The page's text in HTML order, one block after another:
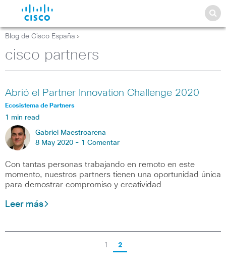
Blog de Cisco España >
cisco partners
Abrió el Partner Innovation Challenge 2020
Ecosistema de Partners
1 min read
Gabriel Maestroarena
8 May 2020 - 1 Comentar
Con tantas personas trabajando en remoto en este
momento, nuestros partners tienen una oportunidad única
para demostrar compromiso y creatividad
Leer más
1 2